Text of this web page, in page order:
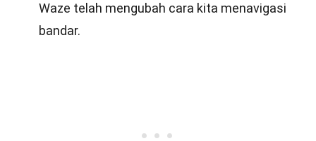
Waze telah mengubah cara kita menavigasi
bandar.